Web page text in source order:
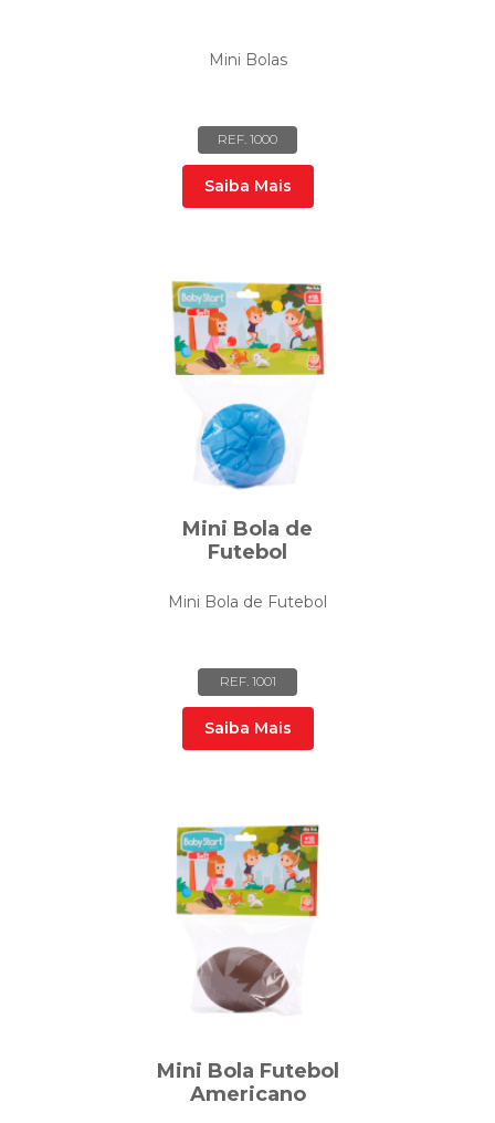
Mini Bolas
REF. 1000
Saiba Mais
Mini Bola de
Futebol
Mini Bola de Futebol
REF. 1001
Saiba Mais
Mini Bola Futebol
Americano